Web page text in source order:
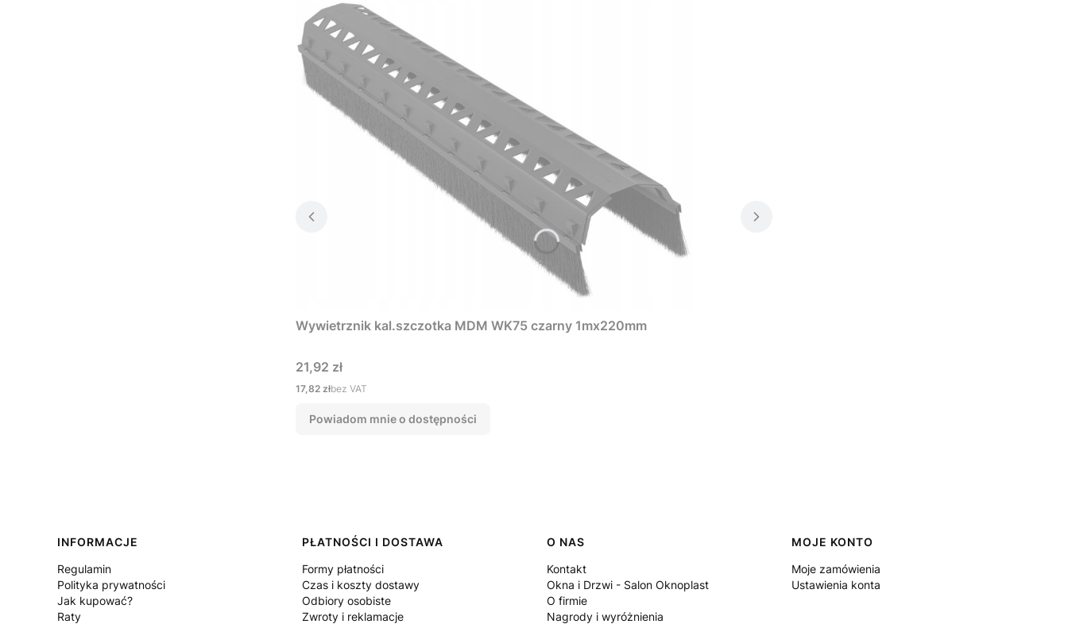
Wywietrznik kal.szczotka MDM WK75 czarny 1mx220mm
Cena
21,92 zł
Cena
17,82 złbez VAT
Powiadom mnie o dostępności
Linki w stopce
INFORMACJE
Regulamin
Polityka prywatności
Jak kupować?
Raty
PŁATNOŚCI I DOSTAWA
Formy płatności
Czas i koszty dostawy
Odbiory osobiste
Zwroty i reklamacje
O NAS
Kontakt
Okna i Drzwi - Salon Oknoplast
O firmie
Nagrody i wyróżnienia
MOJE KONTO
Moje zamówienia
Ustawienia konta